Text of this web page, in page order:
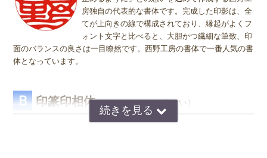
はございませんので "たて" "ヨコ" どちらかをご選択願います。
房独自の代表的な書体です。完成した印影は、全
てが上向きの線で構成されており、縁起がよくフ
ォント文字と比べると、大胆かつ繊細な筆致、印
面のバランスの良さは一目瞭然です。西野工房の書体で一番人気の書
体となっています。
Ｂ 印篆印相体 （いんてんいんそうたい）